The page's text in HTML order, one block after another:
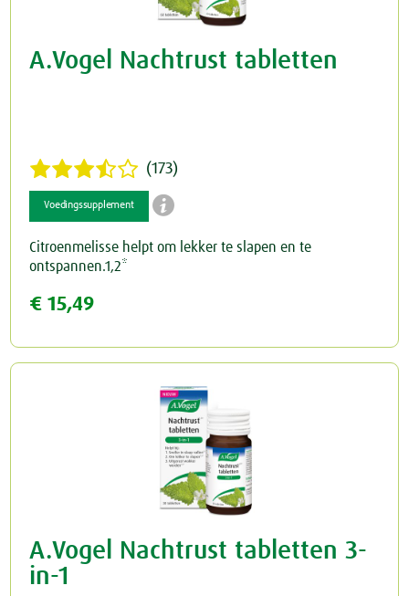
A.Vogel Nachtrust tabletten
(173)
Voedingssupplement 
Citroenmelisse helpt om lekker te slapen en te
ontspannen.1,2*
€ 15,49
A.Vogel Nachtrust tabletten 3-
in-1